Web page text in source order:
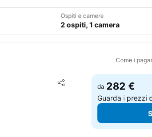
Ospiti e camere
2 ospiti, 1 camera
Come i
Condividi
Aggiungi ai preferiti
da 282 €
Guarda i prezzi